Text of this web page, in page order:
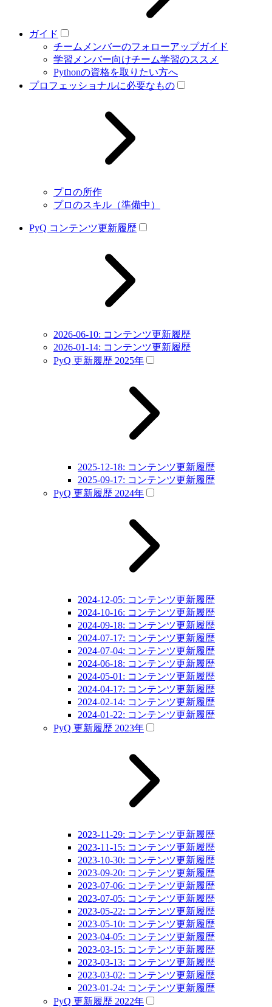
ガイド
チームメンバーのフォローアップガイド
学習メンバー向けチーム学習のススメ
Pythonの資格を取りたい方へ
プロフェッショナルに必要なもの
プロの所作
プロのスキル（準備中）
PyQ コンテンツ更新履歴
2026-06-10: コンテンツ更新履歴
2026-01-14: コンテンツ更新履歴
PyQ 更新履歴 2025年
2025-12-18: コンテンツ更新履歴
2025-09-17: コンテンツ更新履歴
PyQ 更新履歴 2024年
2024-12-05: コンテンツ更新履歴
2024-10-16: コンテンツ更新履歴
2024-09-18: コンテンツ更新履歴
2024-07-17: コンテンツ更新履歴
2024-07-04: コンテンツ更新履歴
2024-06-18: コンテンツ更新履歴
2024-05-01: コンテンツ更新履歴
2024-04-17: コンテンツ更新履歴
2024-02-14: コンテンツ更新履歴
2024-01-22: コンテンツ更新履歴
PyQ 更新履歴 2023年
2023-11-29: コンテンツ更新履歴
2023-11-15: コンテンツ更新履歴
2023-10-30: コンテンツ更新履歴
2023-09-20: コンテンツ更新履歴
2023-07-06: コンテンツ更新履歴
2023-07-05: コンテンツ更新履歴
2023-05-22: コンテンツ更新履歴
2023-05-10: コンテンツ更新履歴
2023-04-05: コンテンツ更新履歴
2023-03-15: コンテンツ更新履歴
2023-03-13: コンテンツ更新履歴
2023-03-02: コンテンツ更新履歴
2023-01-24: コンテンツ更新履歴
PyQ 更新履歴 2022年